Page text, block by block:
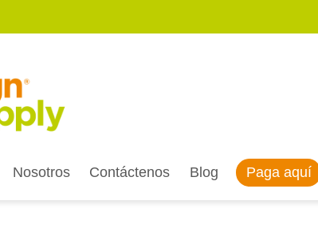
Nosotros Contáctenos Blog Paga aquí